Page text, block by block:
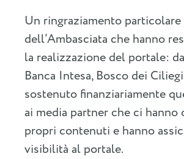
Un ringraziamento
dell’Ambasciata che hanno
la realizzazione del portale:
Banca Intesa, Bosco dei
sostenuto finanziariamente
ai media partner che ci
propri contenuti e hanno
visibilità al portale.